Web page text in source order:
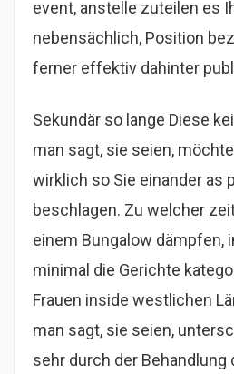
event, anstelle zuteilen es
nebensächlich, Position
ferner effektiv dahinter
Sekundär so lange Diese
man sagt, sie seien,
wirklich so Sie einander as
beschlagen. Zu welcher
einem Bungalow dämpfen,
minimal die Gerichte
Frauen inside westlichen
man sagt, sie seien,
sehr durch der Behandlung